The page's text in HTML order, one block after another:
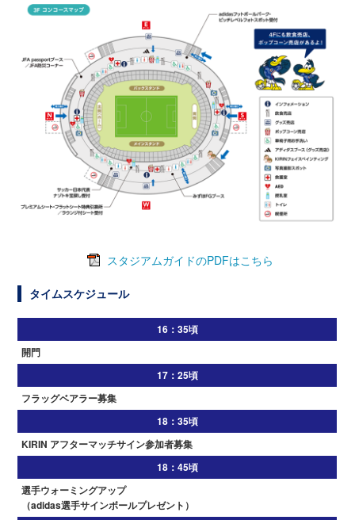
スタジアムガイドのPDFはこちら
タイムスケジュール
16：35頃
開門
17：25頃
フラッグベアラー募集
18：35頃
KIRIN アフターマッチサイン参加者募集
18：45頃
選手ウォーミングアップ
（adidas選手サインボールプレゼント）